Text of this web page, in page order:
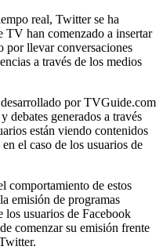
real, Twitter se ha
TV han comenzado a insertar
por llevar conversaciones
a través de los medios
por TVGuide.com
debates generados a través
están viendo contenidos
el caso de los usuarios de
comportamiento de estos
emisión de programas
usuarios de Facebook
comenzar su emisión frente